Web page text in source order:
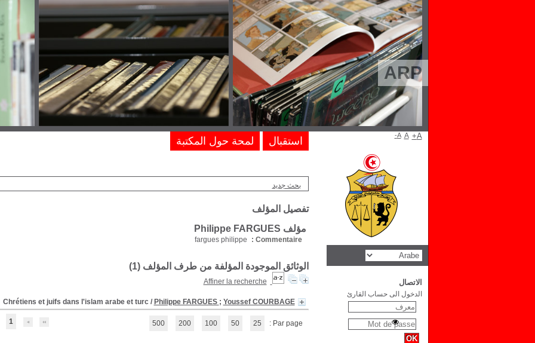
ARP
بحث جديد
تفصيل المؤلف
مؤلف Philippe FARGUES
Commentaire :
fargues philippe
الوثائق الموجودة المؤلفة من طرف المؤلف (1
)
Affiner la recherche
Chrétiens et juifs dans l'islam arabe et turc/ Philippe FARGUES ; Youssef COURBAGE
1 Par page :
25
50
100
200
500
استقبال لمحة حول المكتبة A- A A+
الاتصال
الدخول الى حساب القارئ